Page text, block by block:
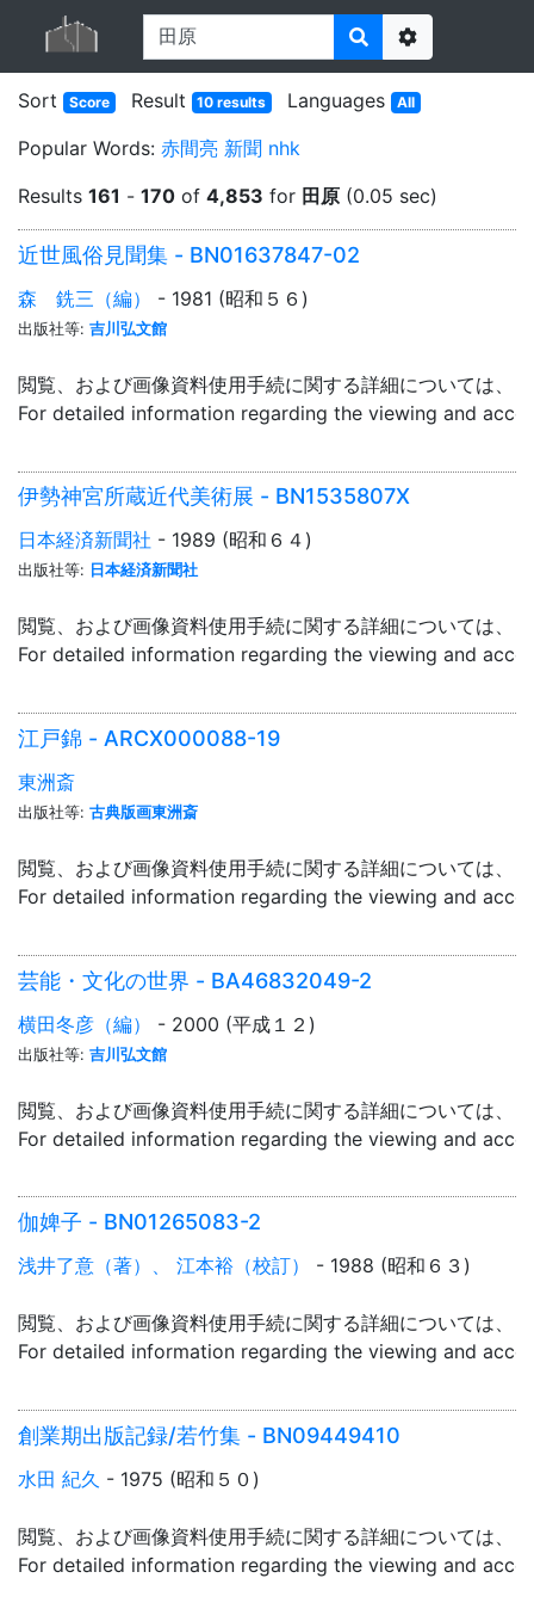
Options
Sort
Score Result 10 results Languages All
Popular Words: 赤間亮 新聞 nhk
Results 161 - 170 of 4,853 for 田原 (0.05 sec)
近世風俗見聞集 - BN01637847-02
森 銑三（編） - 1981 (昭和５６)
出版社等: 吉川弘文館
閲覧、および画像資料使用手続に関する詳細については、「
For detailed information regarding the viewing and
伊勢神宮所蔵近代美術展 - BN1535807X
日本経済新聞社 - 1989 (昭和６４)
出版社等: 日本経済新聞社
閲覧、および画像資料使用手続に関する詳細については、「
For detailed information regarding the viewing and
江戸錦 - ARCX000088-19
東洲斎
出版社等: 古典版画東洲斎
閲覧、および画像資料使用手続に関する詳細については、「
For detailed information regarding the viewing and
芸能・文化の世界 - BA46832049-2
横田冬彦（編） - 2000 (平成１２)
出版社等: 吉川弘文館
閲覧、および画像資料使用手続に関する詳細については、「
For detailed information regarding the viewing and
伽婢子 - BN01265083-2
浅井了意（著）、 江本裕（校訂） - 1988 (昭和６３)
閲覧、および画像資料使用手続に関する詳細については、「
For detailed information regarding the viewing and
創業期出版記録/若竹集 - BN09449410
水田 紀久 - 1975 (昭和５０)
閲覧、および画像資料使用手続に関する詳細については、「
For detailed information regarding the viewing and